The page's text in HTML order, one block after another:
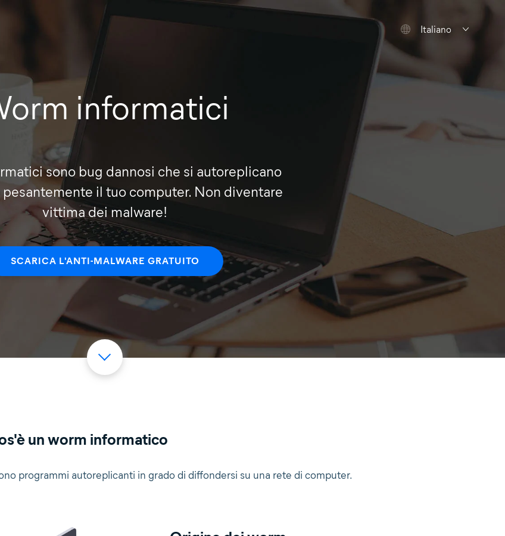
Italiano
informatici
sono bug dannosi che si autoreplicano
il tuo computer. Non diventare
vittima dei malware!
SCARICA L'ANTI-MALWARE GRATUITO
un worm informatico
programmi autoreplicanti in grado di diffondersi su una rete di computer.